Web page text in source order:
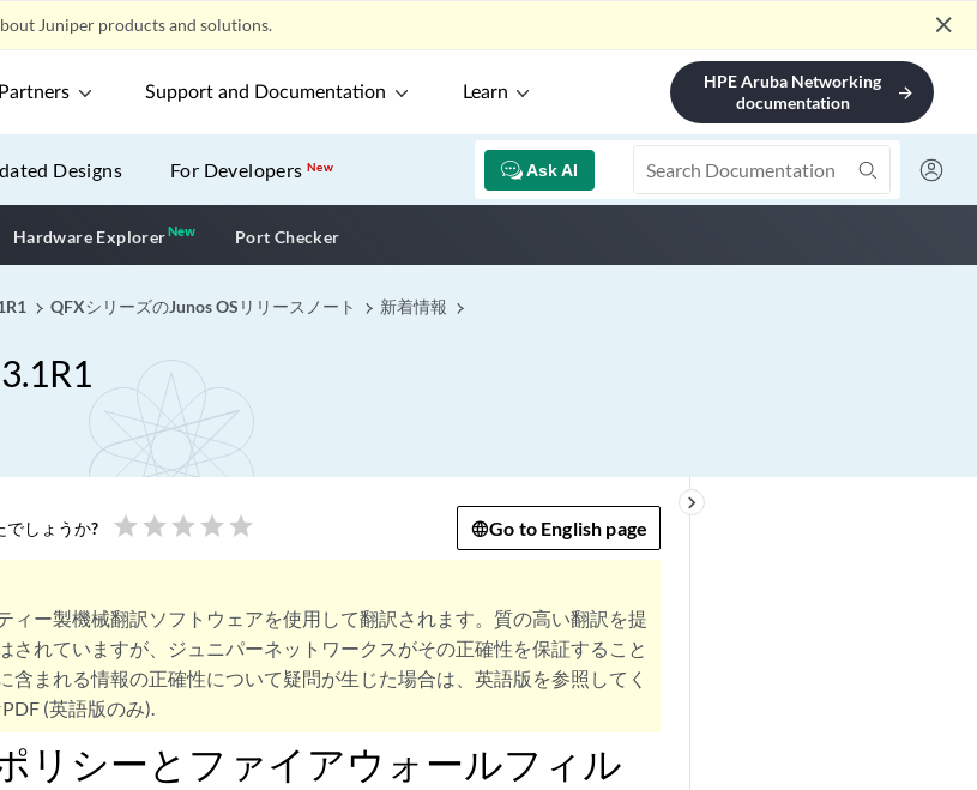
Juniper products and solutions. close
Partners Support and Documentation Learn
HPE Aruba Networking
documentation
arrow_forward
Ask AI
Designs For DevelopersNew
Hardware ExplorerNewNew application
Port Checker
QFXシリーズのJunos OSリリースノート 新着情報
keyboard_arrow_right
でしょうか? star star star star star Go to English page
ィー製機械翻訳ソフトウェアを使用して翻訳されます。質の高い翻訳を提
されていますが、ジュニパーネットワークスがその正確性を保証すること
含まれる情報の正確性について疑問が生じた場合は、英語版を参照してく
(英語版のみ).
リシーとファイアウォールフィル